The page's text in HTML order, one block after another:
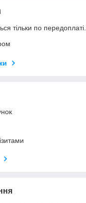
тільки по передоплаті.